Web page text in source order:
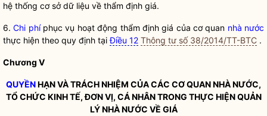
hệ thống cơ sở dữ liệu về thẩm định giá.
6.Chi phíphục vụ hoạt động thẩm định giá của cơ quan nhà nước
thực hiện theo quy định tạiĐiều 12 Thông tư số 38/2014/TT-BTC .
Chương V
QUYỀNHẠN VÀ TRÁCH NHIỆM CỦA CÁC CƠ QUAN NHÀ NƯỚC,
TỔ CHỨC KINH TẾ, ĐƠN VỊ, CÁ NHÂN TRONG THỰC HIỆNQUẢN
LÝ NHÀ NƯỚC VỀ GIÁ